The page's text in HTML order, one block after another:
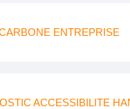
ENTREPRISE
ACCESSIBILITE